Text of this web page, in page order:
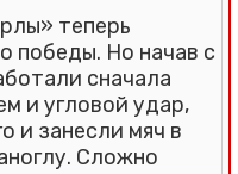
теперь
победы. Но начав с
сначала
и угловой удар,
и занесли мяч в
Сложно